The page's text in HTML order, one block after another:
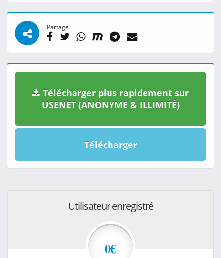
Partage
Télécharger plus rapidement sur
USENET (ANONYME & ILLIMITÉ)
Télécharger
Utilisateur enregistré
0€